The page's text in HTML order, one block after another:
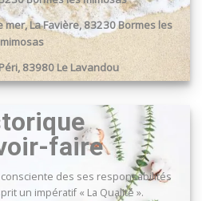
La Favière, 83230 Bormes les
mimosas
83980 Le Lavandou
faire
des ses responsabilités
un impératif « La Qualité ».